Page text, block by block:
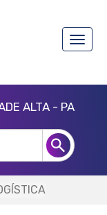
Toggle
ALTA - PA